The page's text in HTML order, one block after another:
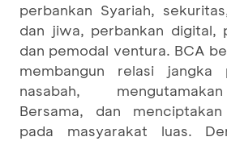
perbankan Syariah,
dan jiwa, perbankan digital,
dan pemodal ventura. BCA
membangun relasi jangka
nasabah,
Bersama, dan
pada masyarakat luas.